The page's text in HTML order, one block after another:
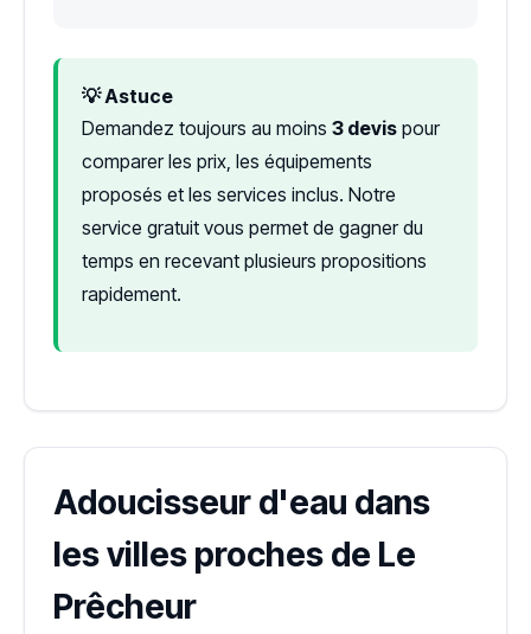
💡 Astuce
Demandez toujours au moins 3 devis pour
comparer les prix, les équipements
proposés et les services inclus. Notre
service gratuit vous permet de gagner du
temps en recevant plusieurs propositions
rapidement.
Adoucisseur d'eau dans
les villes proches de Le
Prêcheur